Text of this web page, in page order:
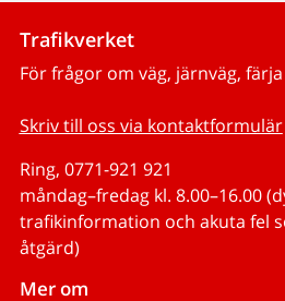
Trafikverket
För frågor om väg, järnväg,
Skriv till oss via kontaktformulär
Ring, 0771-921 921
måndag–fredag kl. 8.00–16.00
trafikinformation och akuta fel
åtgärd)
Mer om